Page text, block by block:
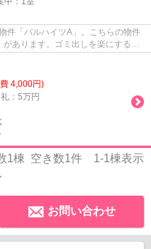
件「パルハイツA」。こちらの物件
あります。ゴミ出しを楽にするた
4,000円)
：5万円
1棟 空き数1件 1-1棟表示
お問い合わせ